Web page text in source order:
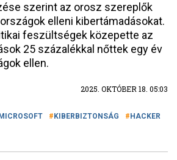
szerint az orosz szereplők
elleni kibertámadásokat.
feszültségek közepette az
25 százalékkal nőttek egy év
ellen.
2025. OKTÓBER 18. 05:03
MICROSOFT KIBERBIZTONSÁG
HACKER